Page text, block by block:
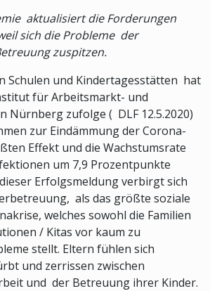
aktualisiert die Forderungen
sich die Probleme der
zuspitzen.
Schulen und Kindertagesstätten hat
für Arbeitsmarkt- und
Nürnberg zufolge ( DLF 12.5.2020)
zur Eindämmung der Corona-
Effekt und die Wachstumsrate
um 7,9 Prozentpunkte
Erfolgsmeldung verbirgt sich
als das größte soziale
welches sowohl die Familien
/ Kitas vor kaum zu
stellt. Eltern fühlen sich
und zerrissen zwischen
und der Betreuung ihrer Kinder.